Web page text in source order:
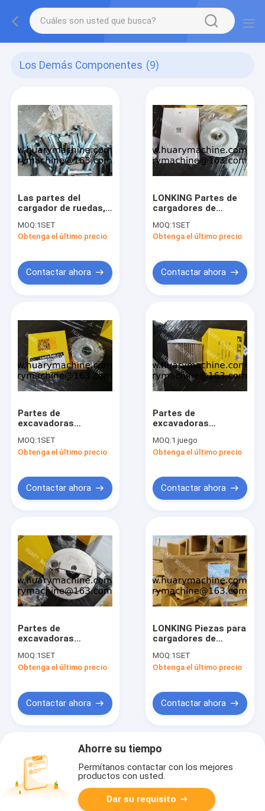
Los Demás Componentes (9)
Las partes del
cargador de ruedas,
BOLT
MOQ:1SET
Obtenga el último precio
Contactar ahora
LONKING Partes de
cargadores de
filtro
MOQ:1SET
Obtenga el último precio
Contactar ahora
Partes de
excavadoras
combustible
60980004594
MOQ:1SET
Obtenga el último precio
Contactar ahora
Partes de
excavadoras
succión
60900009423
MOQ:1 juego
Obtenga el último precio
Contactar ahora
Partes de
excavadoras
succión
60900009430
MOQ:1SET
Obtenga el último precio
Contactar ahora
LONKING Piezas para
cargadores de
L855.11III.01-026
manguera de dientes
MOQ:1SET
Obtenga el último precio
Contactar ahora
Ahorre su tiempo
Permítanos contactar con los mejores
productos con usted.
Dar su requisito